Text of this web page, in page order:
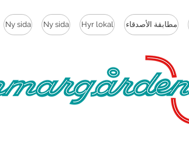
Ny sida Ny sida Hyr lokal مطابقة الأصدقاء